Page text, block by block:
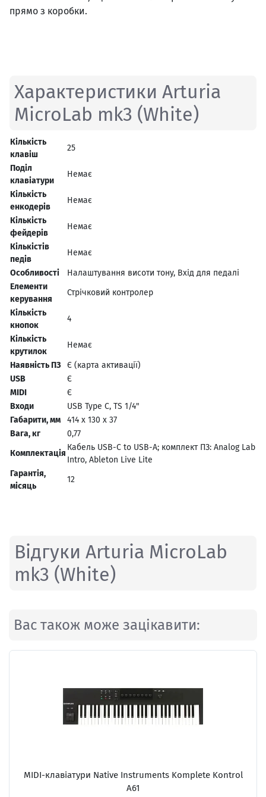
прямо з коробки.
Характеристики Arturia
MicroLab mk3 (White)
Кількість
клавіш
25
Поділ
клавіатури
Немає
Кількість
енкодерів
Немає
Кількість
фейдерів
Немає
Кількістів
педів
Немає
Особливості
Налаштування висоти тону, Вхід для педалі
Елементи
керування
Стрічковий контролер
Кількість
кнопок
4
Кількість
крутилок
Немає
Наявність ПЗ Є (карта активації)
USB
Є
MIDI
Є
Входи
USB Type C, TS 1/4"
Габарити, мм
414 x 130 x 37
Вага, кг
0,77
Комплектація
Кабель USB-C to USB-A; комплект ПЗ: Analog Lab
Intro, Ableton Live Lite
Гарантія,
місяць
12
Відгуки Arturia MicroLab
mk3 (White)
Вас також може зацікавити:
MIDI-клавіатури Native Instruments Komplete Kontrol
A61